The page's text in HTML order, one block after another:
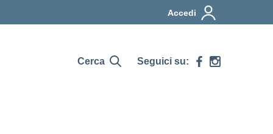
Accedi
Cerca Seguici su: